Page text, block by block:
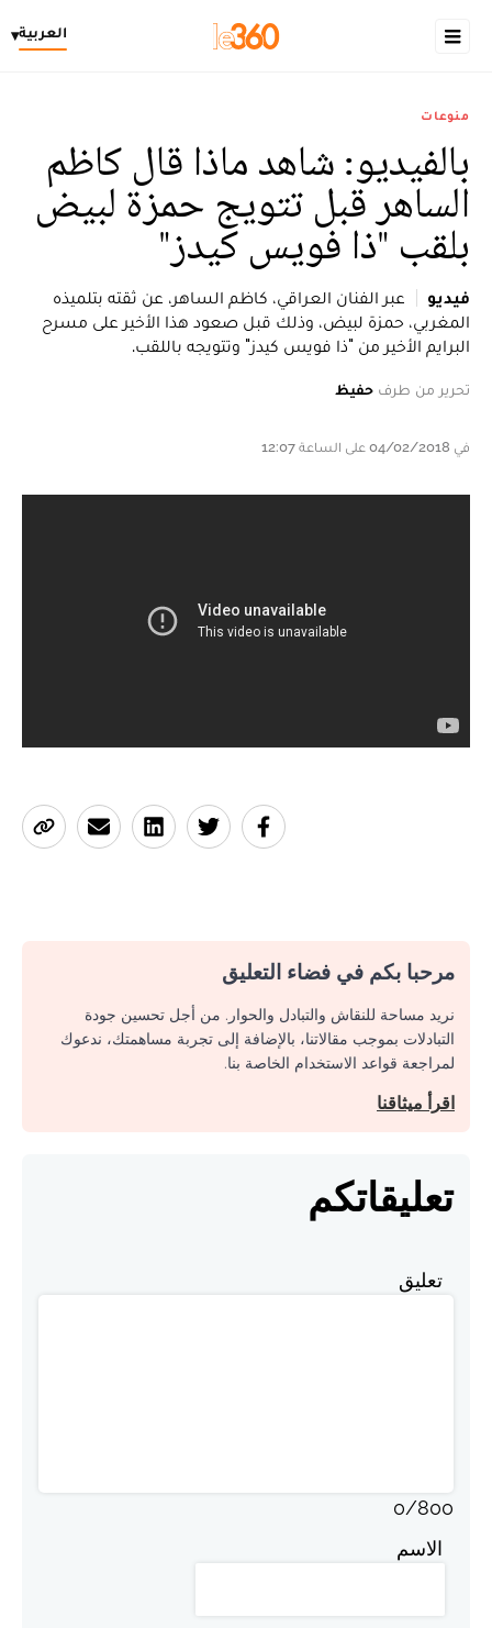
العربية▾
منوعات
بالفيديو: شاهد ماذا قال كاظم
الساهر قبل تتويج حمزة لبيض
بلقب "ذا فويس كيدز"
فيديو
عبر الفنان العراقي، كاظم الساهر، عن ثقته بتلميذه
المغربي، حمزة لبيض، وذلك قبل صعود هذا الأخير على مسرح
البرايم الأخير من "ذا فويس كيدز" وتتويجه باللقب.
تحرير من طرف حفيظ
في 04/02/2018 على الساعة 12:07
مرحبا بكم في فضاء التعليق
نريد مساحة للنقاش والتبادل والحوار. من أجل تحسين جودة
التبادلات بموجب مقالاتنا، بالإضافة إلى تجربة مساهمتك، ندعوك
لمراجعة قواعد الاستخدام الخاصة بنا.
اقرأ ميثاقنا
تعليقاتكم
تعليق
0/800
الاسم